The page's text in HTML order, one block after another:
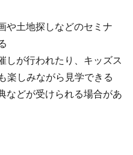
や土地探しなどのセミナ
が行われたり、キッズス
楽しみながら見学できる
などが受けられる場合があ